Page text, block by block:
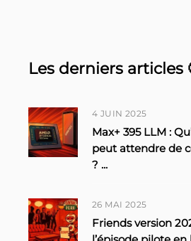
Les derniers articles
4 JUIN 2025
Max+ 395 LLM :
peut attendre de
? ...
26 MAI 2025
Friends version